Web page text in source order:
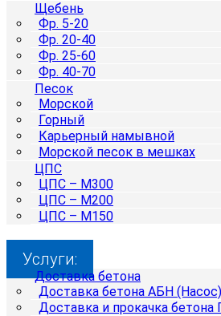
Щебень
Фр. 5-20
Фр. 20-40
Фр. 25-60
Фр. 40-70
Песок
Морской
Горный
Карьерный намывной
Морской песок в мешках
ЦПС
ЦПС – М300
ЦПС – М200
ЦПС – М150
Услуги:
Доставка бетона
Доставка бетона АБН (Насос)
Доставка и прокачка